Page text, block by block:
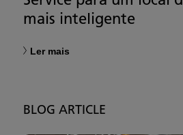
mais inteligente
Ler mais
BLOG ARTICLE